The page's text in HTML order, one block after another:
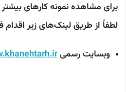
برای مشاهده نمونه کارهای
لطفاً از طریق لینک‌های زیر اقدام
وبسایت رسمی